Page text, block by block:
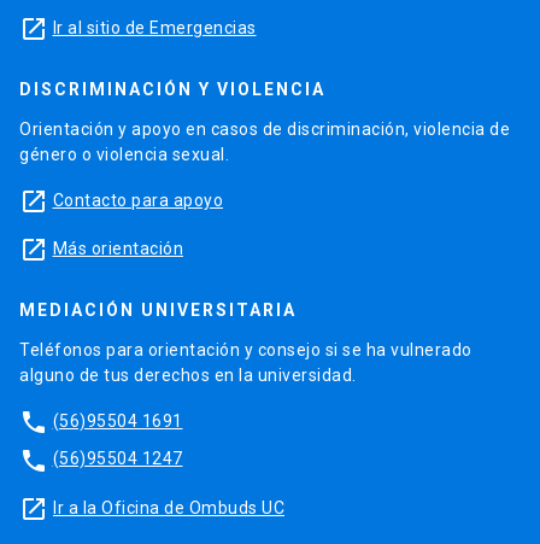
launch Ir al sitio de Emergencias
DISCRIMINACIÓN Y VIOLENCIA
Orientación y apoyo en casos de discriminación, violencia de
género o violencia sexual.
launch Contacto para apoyo
launch Más orientación
MEDIACIÓN UNIVERSITARIA
Teléfonos para orientación y consejo si se ha vulnerado
alguno de tus derechos en la universidad.
phone (56)95504 1691
phone (56)95504 1247
launch Ir a la Oficina de Ombuds UC